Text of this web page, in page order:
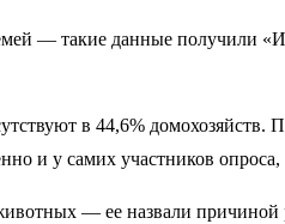
— такие данные получили
в 44,6%
и у самих участников опроса,
— ее назвали